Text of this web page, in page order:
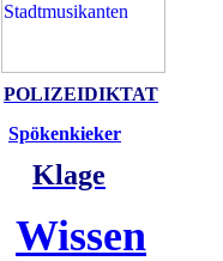
POLIZEIDIKTAT
Spökenkieker
Klage
Wissen